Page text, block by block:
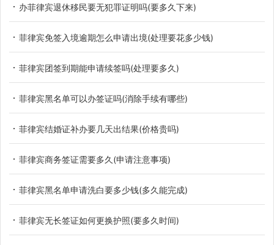
办菲律宾退休移民要无犯罪证明吗(要多久下来)
菲律宾免签入境逾期怎么申请出境(处理要花多少钱)
菲律宾团签到期能申请续签吗(处理要多久)
菲律宾黑名单可以办签证吗(消除手续有哪些)
菲律宾结婚证补办要几天出结果(价格贵吗)
菲律宾商务签证需要多久(申请注意事项)
菲律宾黑名单申请洗白要多少钱(多久能完成)
菲律宾无长签证如何更换护照(要多久时间)